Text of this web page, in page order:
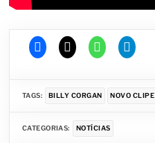
TAGS: BILLY CORGAN NOVO CLIPE
CATEGORIAS: NOTÍCIAS